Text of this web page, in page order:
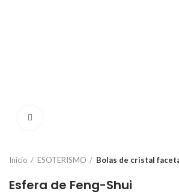
Início ESOTERISMO Bolas de cristal
Esfera de Feng-Shui